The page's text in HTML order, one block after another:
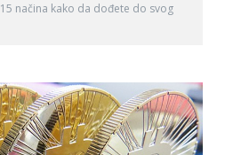
15 načina kako da dođete do svog